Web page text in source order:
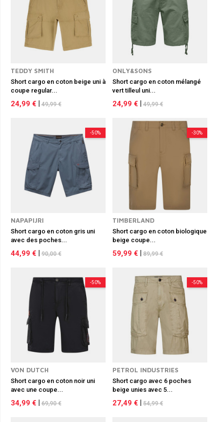
TEDDY SMITH
Short cargo en coton beige uni à
coupe regular...
24,99 € 49,99 €
ONLY&SONS
Short cargo en coton mélangé
vert tilleul uni...
24,99 € 49,99 €
-50%
NAPAPIJRI
Short cargo en coton gris uni
avec des poches...
44,99 € 90,00 €
-30%
TIMBERLAND
Short cargo en coton biologique
beige coupe...
59,99 € 89,99 €
-50%
VON DUTCH
Short cargo en coton noir uni
avec une coupe...
34,99 € 69,90 €
-50%
PETROL INDUSTRIES
Short cargo avec 6 poches
beige unies avec 5...
27,49 € 54,99 €